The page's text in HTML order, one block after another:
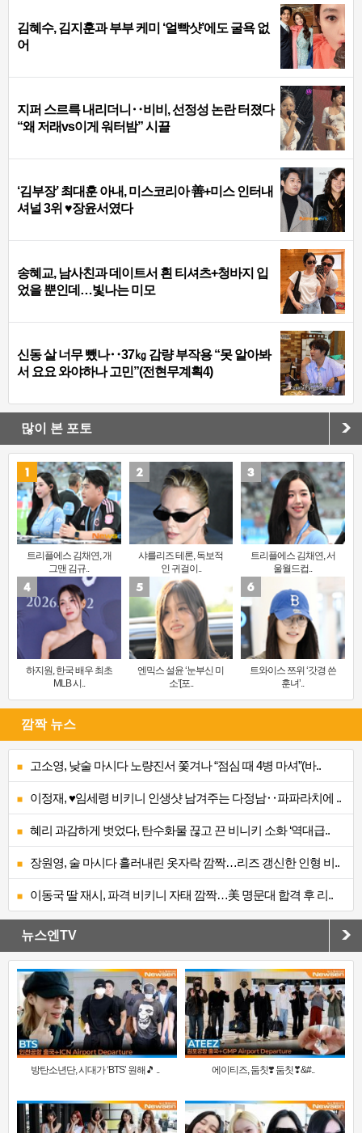
김혜수, 김지훈과 부부 케미 ‘얼빡샷’에도 굴욕 없
어
지퍼 스르륵 내리더니‥비비, 선정성 논란 터졌다
“왜 저래vs이게 워터밤” 시끌
‘김부장’ 최대훈 아내, 미스코리아 善+미스 인터내
셔널 3위 ♥장윤서였다
송혜교, 남사친과 데이트서 흰 티셔츠+청바지 입
었을 뿐인데…빛나는 미모
신동 살 너무 뺐나‥37㎏ 감량 부작용 “못 알아봐
서 요요 와야하나 고민”(전현무계획4)
많이 본 포토
트리플에스 김채연, 개
그맨 김규..
샤를리즈 테론, 독보적
인 귀걸이..
트리플에스 김채연, 서
울월드컵..
하지원, 한국 배우 최초
MLB 시..
엔믹스 설윤 ‘눈부신 미
소’[포..
트와이스 쯔위 ‘갓경 쓴
훈녀’..
깜짝 뉴스
고소영, 낮술 마시다 노량진서 쫓겨나 “점심 때 4병 마셔”(바..
이정재, ♥임세령 비키니 인생샷 남겨주는 다정남‥파파라치에 ..
혜리 과감하게 벗었다, 탄수화물 끊고 끈 비니키 소화 ‘역대급..
장원영, 술 마시다 흘러내린 옷자락 깜짝…리즈 갱신한 인형 비..
이동국 딸 재시, 파격 비키니 자태 깜짝…美 명문대 합격 후 리..
뉴스엔TV
방탄소년단, 시대가 ‘BTS’ 원해🎵 .. 에이티즈, 둠칫❣️ 둠칫❣&#..